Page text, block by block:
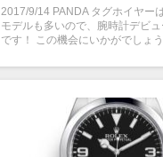
2017/9/14 PANDA タグホイヤー
モデルも多いので、腕時計デビ
です！ この機会にいかがでしょ